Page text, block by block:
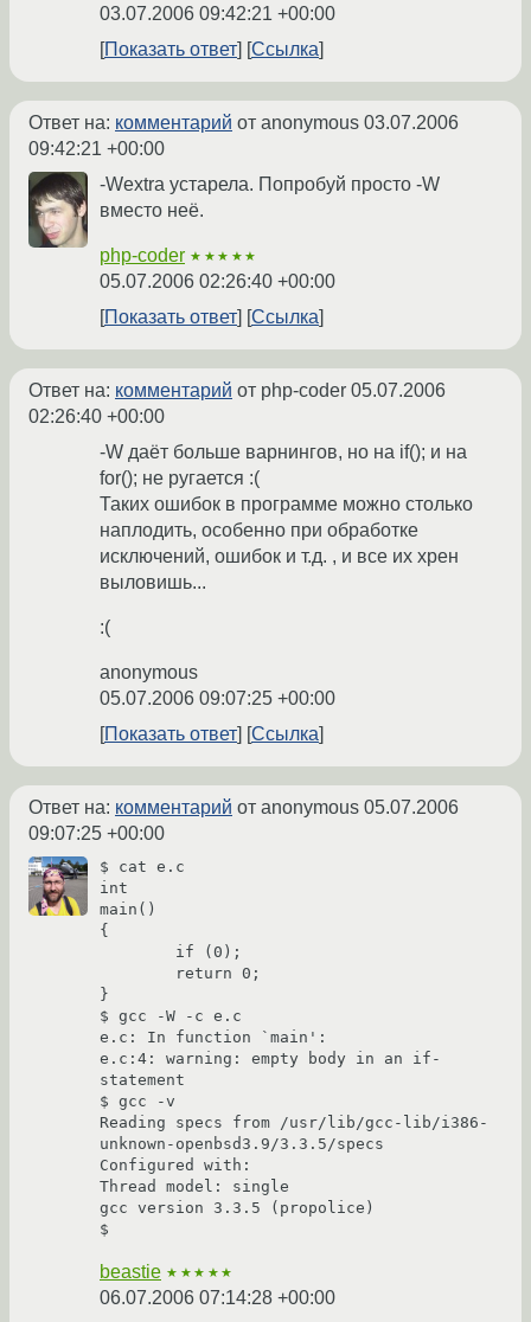
03.07.2006 09:42:21 +00:00
Показать ответ
Ссылка
Ответ на: комментарий от anonymous 03.07.2006
09:42:21 +00:00
-Wextra устарела. Попробуй просто -W
вместо неё.
php-coder ★★★★★
05.07.2006 02:26:40 +00:00
Показать ответ
Ссылка
Ответ на: комментарий от php-coder 05.07.2006
02:26:40 +00:00
-W даёт больше варнингов, но на if(); и на
for(); не ругается :(
Таких ошибок в программе можно столько
наплодить, особенно при обработке
исключений, ошибок и т.д. , и все их хрен
выловишь...
:(
anonymous
05.07.2006 09:07:25 +00:00
Показать ответ
Ссылка
Ответ на: комментарий от anonymous 05.07.2006
09:07:25 +00:00
$ cat e.c
int
main()
{
}
$ gcc -W -c e.c
e.c: In function `main':
e.c:4: warning: empty body in an if-
statement
$ gcc -v
Reading specs from /usr/lib/gcc-lib/i386-
unknown-openbsd3.9/3.3.5/specs
Configured with:
Thread model: single
gcc version 3.3.5 (propolice)
$
beastie ★★★★★
06.07.2006 07:14:28 +00:00